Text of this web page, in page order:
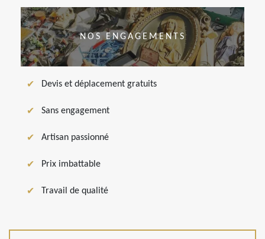
NOS ENGAGEMENTS
Devis et déplacement gratuits
Sans engagement
Artisan passionné
Prix imbattable
Travail de qualité